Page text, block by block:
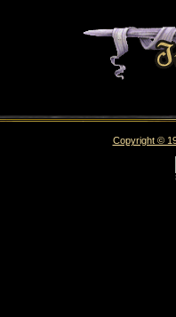
Copyright ©